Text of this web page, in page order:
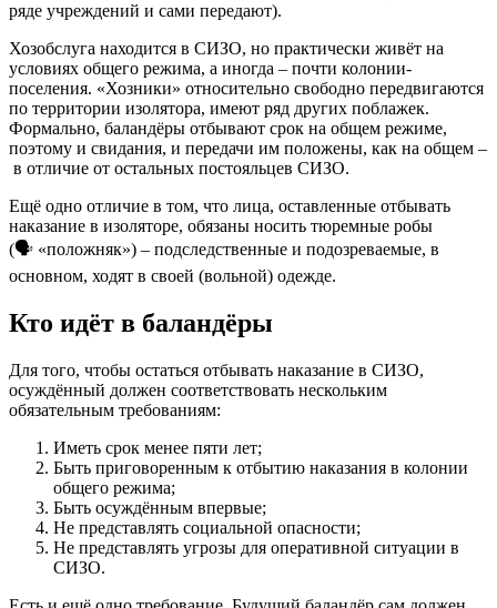
ряде учреждений и сами передают).
Хозобслуга находится в СИЗО, но практически живёт на
условиях общего режима, а иногда – почти колонии-
поселения. «Хозники» относительно свободно передвигаются
по территории изолятора, имеют ряд других поблажек.
Формально, баландёры отбывают срок на общем режиме,
поэтому и свидания, и передачи им положены, как на общем –
в отличие от остальных постояльцев СИЗО.
Ещё одно отличие в том, что лица, оставленные отбывать
наказание в изоляторе, обязаны носить тюремные робы
(🗣 «положняк») – подследственные и подозреваемые, в
основном, ходят в своей (вольной) одежде.
Кто идёт в баландёры
Для того, чтобы остаться отбывать наказание в СИЗО,
осуждённый должен соответствовать нескольким
обязательным требованиям:
Иметь срок менее пяти лет;
Быть приговоренным к отбытию наказания в колонии
общего режима;
Быть осуждённым впервые;
Не представлять социальной опасности;
Не представлять угрозы для оперативной ситуации в
СИЗО.